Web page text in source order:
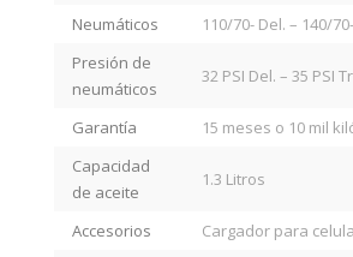
Neumáticos
110/70- Del. – 140/
Presión de
neumáticos
32 PSI Del. – 35 PSI
Garantía
15 meses o 10 mil
Capacidad
de aceite
1.3 Litros
Accesorios
Cargador para